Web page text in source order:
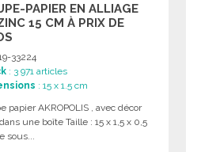
PAPIER EN ALLIAGE
15 CM À PRIX DE
33224
: 3 971 articles
: 15 x 1.5 cm
papier AKROPOLIS , avec décor
une boîte Taille : 15 x 1,5 x 0,5
sous...